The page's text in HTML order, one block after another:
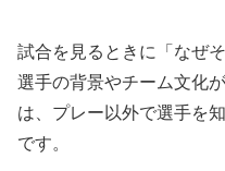
試合を見るときに「なぜ
選手の背景やチーム文化
は、プレー以外で選手を
です。